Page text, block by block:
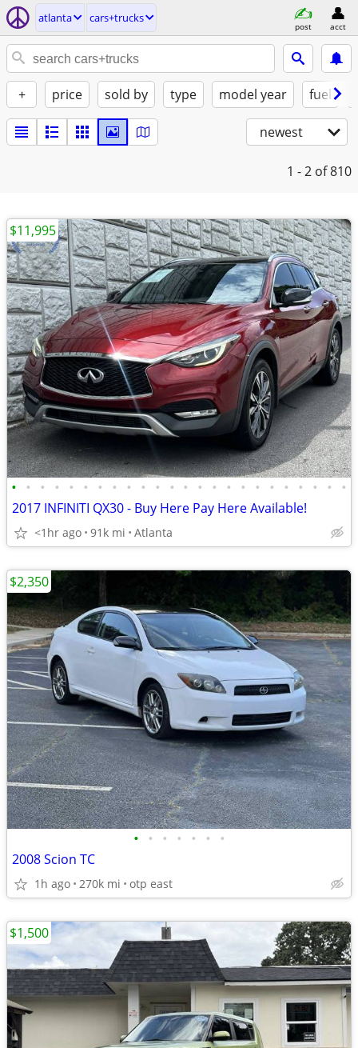
atlanta cars+trucks
post acct
+ price sold by type model year fuel
newest
1 - 2 of 810
• • • • • • • • • • • • • • • • • • • • • • • •
2017 INFINITI QX30 - Buy Here Pay Here Available!
<1hr ago 91k mi Atlanta
$11,995
• • • • • • •
2008 Scion TC
1h ago 270k mi otp east
$2,350
$1,500